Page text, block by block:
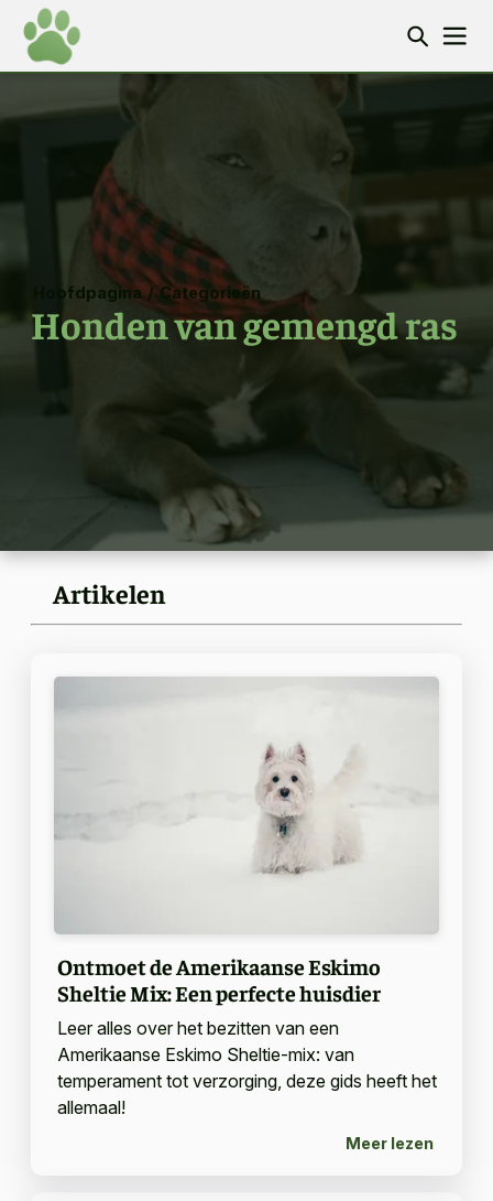
Hoofdpagina / Categorieën
Honden van gemengd ras
Artikelen
Ontmoet de Amerikaanse Eskimo
Sheltie Mix: Een perfecte huisdier
Leer alles over het bezitten van een
Amerikaanse Eskimo Sheltie-mix: van
temperament tot verzorging, deze gids heeft het
allemaal!
Meer lezen